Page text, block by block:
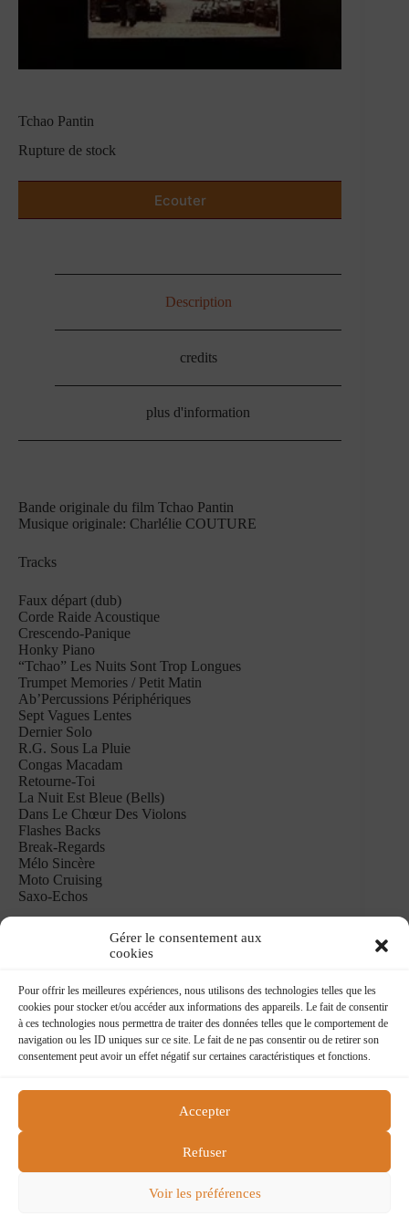
Gérer le consentement aux
cookies
Pour offrir les meilleures expériences, nous utilisons des technologies telles que les
cookies pour stocker et/ou accéder aux informations des appareils. Le fait de consentir
à ces technologies nous permettra de traiter des données telles que le comportement de
navigation ou les ID uniques sur ce site. Le fait de ne pas consentir ou de retirer son
consentement peut avoir un effet négatif sur certaines caractéristiques et fonctions.
Accepter
Refuser
Voir les préférences
Tchao Pantin
Rupture de stock
Ecouter
Description
credits
plus d'information
Bande originale du film Tchao Pantin
Musique originale: Charlélie COUTURE
Tracks
Faux départ (dub)
Corde Raide Acoustique
Crescendo-Panique
Honky Piano
“Tchao” Les Nuits Sont Trop Longues
Trumpet Memories / Petit Matin
Ab’Percussions Périphériques
Sept Vagues Lentes
Dernier Solo
R.G. Sous La Pluie
Congas Macadam
Retourne-Toi
La Nuit Est Bleue (Bells)
Dans Le Chœur Des Violons
Flashes Backs
Break-Regards
Mélo Sincère
Moto Cruising
Saxo-Echos
Flying boat
flying@charlelie.com